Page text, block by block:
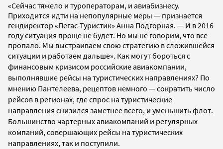
«Сейчас тяжело и туроператорам, и авиабизнесу.
Приходится идти на непопулярные меры — признается
гендиректор «Пегас-Туристик» Анна Подгорная. — И в 2016
году ситуация проще не будет. Но мы не говорим, что все
пропало. Мы выстраиваем свою стратегию в сложившейся
ситуации и работаем дальше». Как могут бороться с
финансовым кризисом российские авиакомпании,
выполнявшие рейсы на туристических направлениях? По
мнению Пантелеева, рецептов немного — сократить число
рейсов в регионах, где спрос на туристические
направления снизился заметнее всего, и уменьшить флот.
Большинство чартерных авиакомпаний и регулярных
компаний, совершающих рейсы на туристических
направлениях, так и поступили.